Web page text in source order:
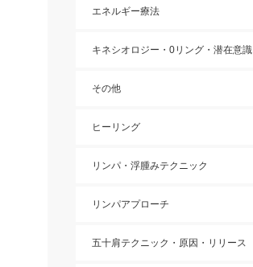
エネルギー療法
キネシオロジー・0リング・潜在意識
その他
ヒーリング
リンパ・浮腫みテクニック
リンパアプローチ
五十肩テクニック・原因・リリース